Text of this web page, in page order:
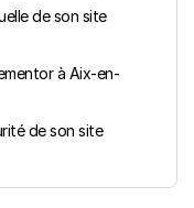
de son site
à Aix-en-
de son site